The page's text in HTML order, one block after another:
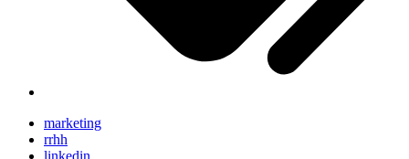
marketing
rrhh
linkedin